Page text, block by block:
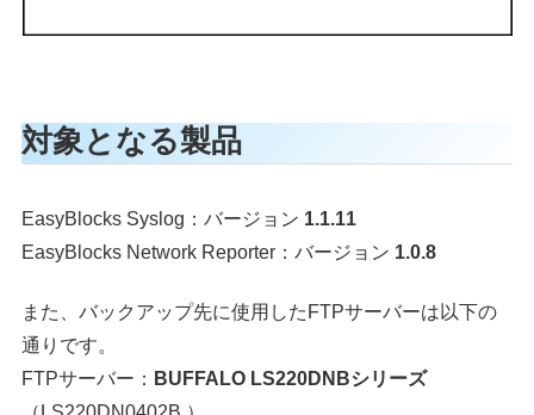
対象となる製品
EasyBlocks Syslog：バージョン 1.1.11
EasyBlocks Network Reporter：バージョン 1.0.8
また、バックアップ先に使用したFTPサーバーは以下の
通りです。
FTPサーバー： BUFFALO LS220DNBシリーズ